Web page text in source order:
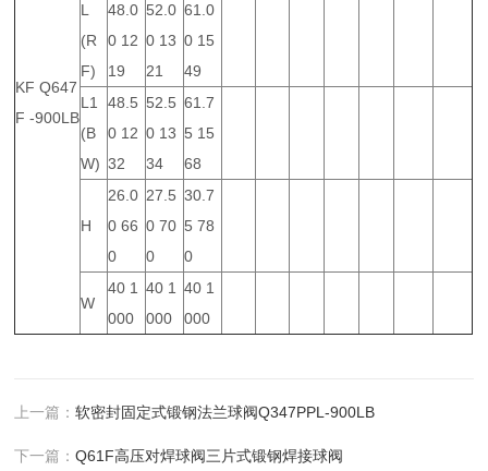
KF Q647
F -900LB
L
(R
F)
48.0
0 12
19
52.0
0 13
21
61.0
0 15
49
L1
(B
W)
48.5
0 12
32
52.5
0 13
34
61.7
5 15
68
H
26.0
0 66
0
27.5
0 70
0
30.7
5 78
0
W
40 1
000
40 1
000
40 1
000
上一篇：软密封固定式锻钢法兰球阀Q347PPL-900LB
下一篇：Q61F高压对焊球阀三片式锻钢焊接球阀